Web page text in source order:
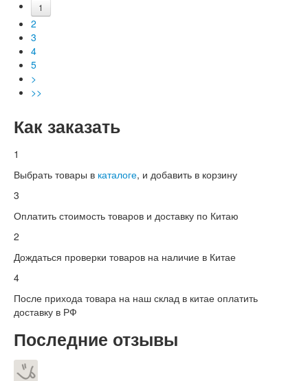
1
2
3
4
5
>
>>
Как заказать
1
Выбрать товары в каталоге, и добавить в корзину
3
Оплатить стоимость товаров и доставку по Китаю
2
Дождаться проверки товаров на наличие в Китае
4
После прихода товара на наш склад в китае оплатить
доставку в РФ
Последние отзывы